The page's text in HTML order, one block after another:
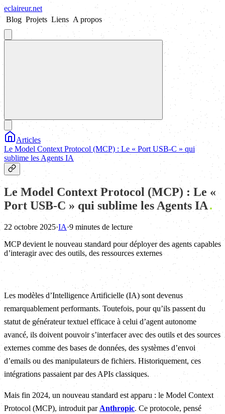
eclaireur.net
Blog Projets Liens A propos
Articles
Le Model Context Protocol (MCP) : Le « Port USB-C » qui
sublime les Agents IA
Le Model Context Protocol (MCP) : Le «
Port USB-C » qui sublime les Agents IA
22 octobre 2025·IA·9 minutes de lecture
MCP devient le nouveau standard pour déployer des agents capables
d’interagir avec des outils, des ressources externes
Les modèles d’Intelligence Artificielle (IA) sont devenus
remarquablement performants. Toutefois, pour qu’ils passent du
statut de générateur textuel efficace à celui d’agent autonome
avancé, ils doivent pouvoir s’interfacer avec des outils et des sources
externes comme des bases de données, des systèmes d’envoi
d’emails ou des manipulateurs de fichiers. Historiquement, ces
intégrations passaient par des APIs classiques.
Mais fin 2024, un nouveau standard est apparu : le Model Context
Protocol (MCP), introduit par Anthropic. Ce protocole, pensé